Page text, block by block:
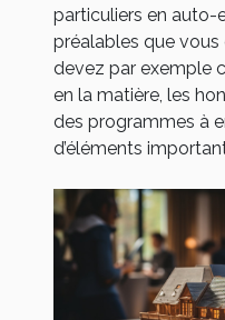
particuliers en auto-
préalables que vous
devez par exemple
en la matière, les
des programmes à
d’éléments